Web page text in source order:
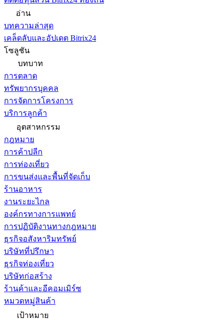
อ่าน
บทความล่าสุด
เคล็ดลับและอัปเดต Bitrix24
โซลูชัน
บทบาท
การตลาด
ทรัพยากรบุคคล
การจัดการโครงการ
บริการลูกค้า
อุตสาหกรรม
กฎหมาย
การค้าปลีก
การท่องเที่ยว
การขนส่งและพื้นที่จัดเก็บ
ร้านอาหาร
งานระยะไกล
องค์กรทางการแพทย์
การปฏิบัติงานทางกฎหมาย
ธุรกิจอสังหาริมทรัพย์
บริษัทที่ปรึกษา
ธุรกิจท่องเที่ยว
บริษัทก่อสร้าง
ร้านค้าและอีคอมเมิร์ซ
หมวดหมู่สินค้า
เป้าหมาย